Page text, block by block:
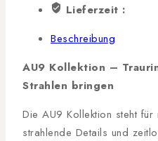
Lieferzeit :
Beschreibung
AU9 Kollektion –
Strahlen bringen
Die AU9 Kollektion steht für
strahlende Details und